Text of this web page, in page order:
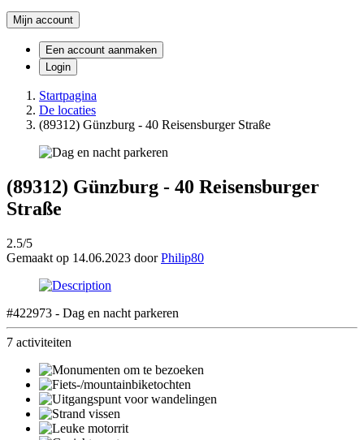
Mijn account
Een account aanmaken
Login
Startpagina
De locaties
(89312) Günzburg - 40 Reisensburger Straße
(89312) Günzburg - 40 Reisensburger
Straße
2.5/5
Gemaakt op 14.06.2023 doorPhilip80
#422973 - Dag en nacht parkeren
7 activiteiten